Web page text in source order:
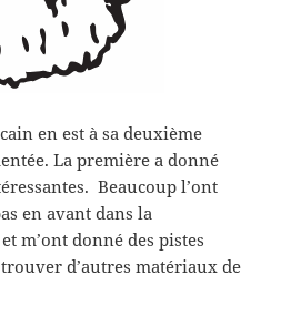
en est à sa deuxième
La première a donné
Beaucoup l’ont
en avant dans la
m’ont donné des pistes
d’autres matériaux de